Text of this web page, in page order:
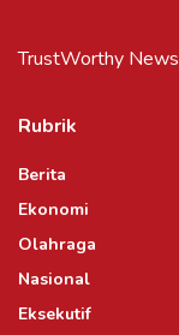
TrustWorthy News
Rubrik
Berita
Ekonomi
Olahraga
Nasional
Eksekutif